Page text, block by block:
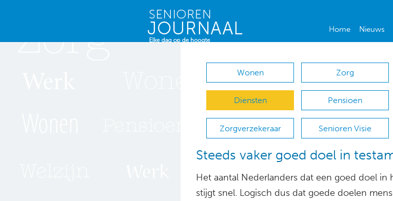
Home Nieuws
Wonen Zorg
Diensten Pensioen
Zorgverzekeraar Senioren Visie
Steeds vaker goed doel in
Het aantal Nederlanders dat een goed doel in
stijgt snel. Logisch dus dat goede doelen